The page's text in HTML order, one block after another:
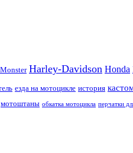
Harley-Davidson Honda
езда на мотоцикле история
мотоштаны обкатка мотоцикла перчатки